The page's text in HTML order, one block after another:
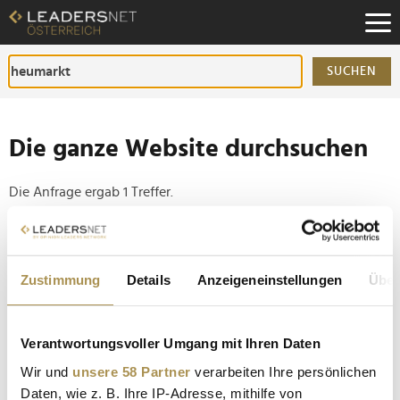
Zustimmung Details Anzeigeneinstellungen
Verantwortungsvoller Umgang mit Ihren Daten
Wir und unsere 58 Partner verarbeiten Ihre persönlichen
Daten, wie z. B. Ihre IP-Adresse, mithilfe von
Zum
Inhalt
Zur
Fußzeilen-
Navigation
SUCHEN
Die ganze Website durchsuchen
Die Anfrage ergab 1 Treffer.
Tipp
Seiten suchen, die genau diese Wortgruppe enthalten:
"Große Technologien entstehen nicht ohne Risiko"